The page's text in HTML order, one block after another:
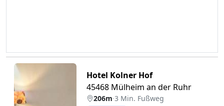
Hotel Kolner Hof
45468 Mülheim an der Ruhr
206m·3 Min. Fußweg